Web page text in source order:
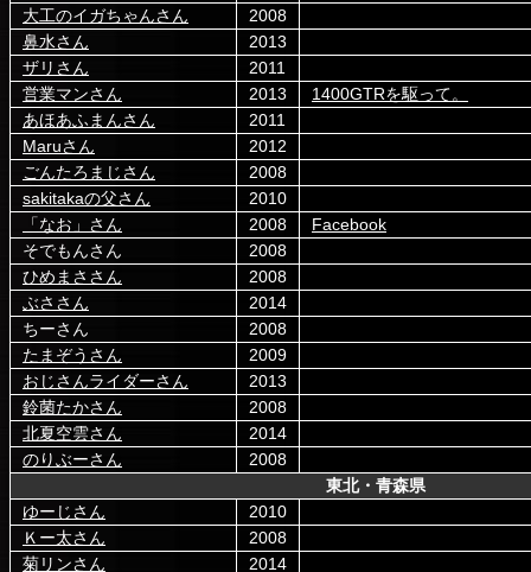
大工のイガちゃんさん
2008
鼻水さん
2013
ザリさん
2011
営業マンさん
2013
1400GTRを駆って。
あほあふまんさん
2011
Maruさん
2012
ごんたろまじさん
2008
sakitakaの父さん
2010
「なお」さん
2008
Facebook
そでもんさん
2008
ひめまささん
2008
ぶささん
2014
ちーさん
2008
たまぞうさん
2009
おじさんライダーさん
2013
鈴菌たかさん
2008
北夏空雲さん
2014
のりぶーさん
2008
東北・青森県
ゆーじさん
2010
Ｋー太さん
2008
菊リンさん
2014